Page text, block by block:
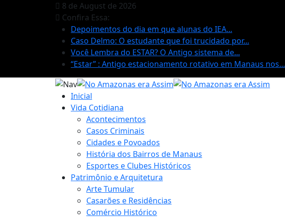
8 de August de 2026
Confira Essa:
Depoimentos do dia em que alunas do IEA...
Caso Delmo: O estudante que foi trucidado por...
Você Lembra do ESTAR? O Antigo sistema de...
“Estar” : Antigo estacionamento rotativo em Manaus nos...
Inicial
Vida Cotidiana
Acontecimentos
Casos Criminais
Cidades e Povoados
História dos Bairros de Manaus
Esportes e Clubes Históricos
Patrimônio e Arquitetura
Arte Tumular
Casarões e Residências
Comércio Histórico